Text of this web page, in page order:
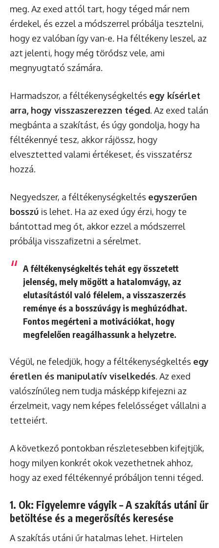
meg. Az exed attól tart, hogy téged már nem
érdekel, és ezzel a módszerrel próbálja tesztelni,
hogy ez valóban így van-e. Ha féltékeny leszel, az
azt jelenti, hogy még törődsz vele, ami
megnyugtató számára.
Harmadszor, a féltékenységkeltés egy kísérlet
arra, hogy visszaszerezzen téged. Az exed talán
megbánta a szakítást, és úgy gondolja, hogy ha
féltékennyé tesz, akkor rájössz, hogy
elvesztetted valami értékeset, és visszatérsz
hozzá.
Negyedszer, a féltékenységkeltés egyszerűen
bosszú is lehet. Ha az exed úgy érzi, hogy te
bántottad meg őt, akkor ezzel a módszerrel
próbálja visszafizetni a sérelmet.
A féltékenységkeltés tehát egy összetett
jelenség, mely mögött a hatalomvágy, az
elutasítástól való félelem, a visszaszerzés
reménye és a bosszúvágy is meghúzódhat.
Fontos megérteni a motivációkat, hogy
megfelelően reagálhassunk a helyzetre.
Végül, ne feledjük, hogy a féltékenységkeltés egy
éretlen és manipulatív viselkedés. Az exed
valószínűleg nem tudja másképp kifejezni az
érzelmeit, vagy nem képes felelősséget vállalni a
tetteiért.
A következő pontokban részletesebben kifejtjük,
hogy milyen konkrét okok vezethetnek ahhoz,
hogy az exed féltékennyé próbáljon tenni téged.
1. Ok: Figyelemre vágyik – A szakítás utáni űr
betöltése és a megerősítés keresése
A szakítás utáni űr hatalmas lehet. Hirtelen